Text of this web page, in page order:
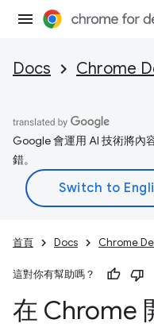
Docs Chrome
Google 會運用 AI 技術將內
錯。
首頁 Docs Chrome
這對你有幫助嗎？
在 Chrome